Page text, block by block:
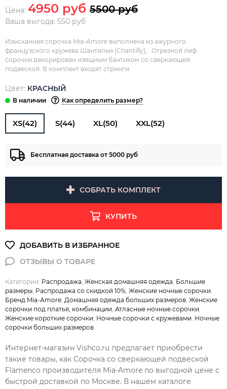
Цена: 4950 руб 5500 руб
Ваша выгода: 550 руб
Изысканная сорочка Mia-Amore выполнена из ажурного
французского кружева Шантильи (Chantilly), . Отрезной лиф
сорочки декорирован изящным бантиком со сверкающей
подвеской. В комплект входят стринги.
Цвет: КРАСНЫЙ
Как определить размер?
XS(42) S(44) XL(50) XXL(52)
Бесплатная доставка от 5000 руб
СОБРАТЬ КОМПЛЕКТ
КУПИТЬ
Категории: Распродажа Женская домашняя одежда Большие
размеры Распродажа со скидкой 10% Женские ночные сорочки
Бренд Mia-Amore Домашняя одежда больших размеров Женские
сорочки под платья, комбинации Атласные ночные сорочки
Женские короткие сорочки Ночные сорочки с кружевами Ночные
сорочки больших размеров
Интернет-магазин Vishco.ru предлагает приобрести
такие товары, как Сорочка со сверкающей подвеской
Flamenco производителя Mia-Amore по выгодной цене с
быстрой доставкой по Москве. В нашем каталоге